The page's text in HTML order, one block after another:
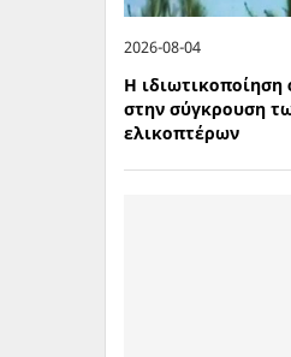
2026-08-04
Η ιδιωτικοποίηση
στην σύγκρουση
ελικοπτέρων